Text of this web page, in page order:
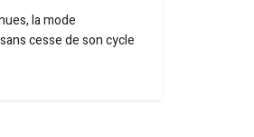
la mode
cesse de son cycle